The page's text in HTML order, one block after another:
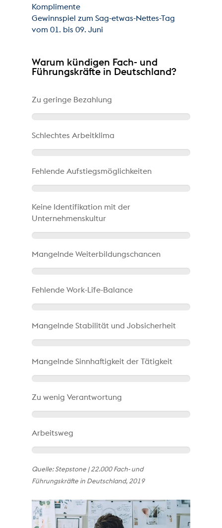
Komplimente
Gewinnspiel zum Sag-etwas-Nettes-Tag
vom 01. bis 09. Juni
Warum kündigen Fach- und
Führungskräfte in Deutschland?
Zu geringe Bezahlung
Schlechtes Arbeitklima
Fehlende Aufstiegsmöglichkeiten
Keine Identifikation mit der
Unternehmenskultur
Mangelnde Weiterbildungschancen
Fehlende Work-Life-Balance
Mangelnde Stabilität und Jobsicherheit
Mangelnde Sinnhaftigkeit der Tätigkeit
Zu wenig Verantwortung
Arbeitsweg
Quelle: Stepstone | 22.000 Fach- und
Führungskräfte in Deutschland, 2019